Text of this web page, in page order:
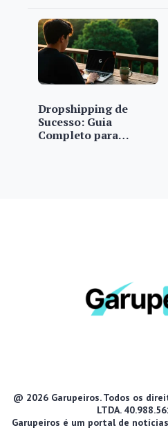
Dropshipping de
Sucesso: Guia
Completo para…
@ 2026 Garupeiros. Todos os
LTDA.
Garupeiros é um portal de